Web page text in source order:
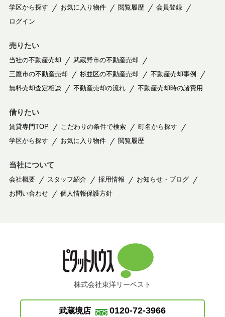
学区から探す
お気に入り物件 閲覧履歴
会員登録
ログイン
売りたい
当社の不動産売却
武蔵野市の不動産売却
三鷹市の不動産売却
杉並区の不動産売却
不動産売却事例
無料売却査定相談
不動産売却の流れ 不動産売却時の諸費用
借りたい
賃貸専門TOP こだわりの条件で検索
町名から探す
学区から探す
お気に入り物件 閲覧履歴
当社について
会社概要 スタッフ紹介 採用情報
お知らせ・ブログ
お問い合わせ
個人情報保護方針
株式会社東洋リーベスト
武蔵境店 0120-72-3966